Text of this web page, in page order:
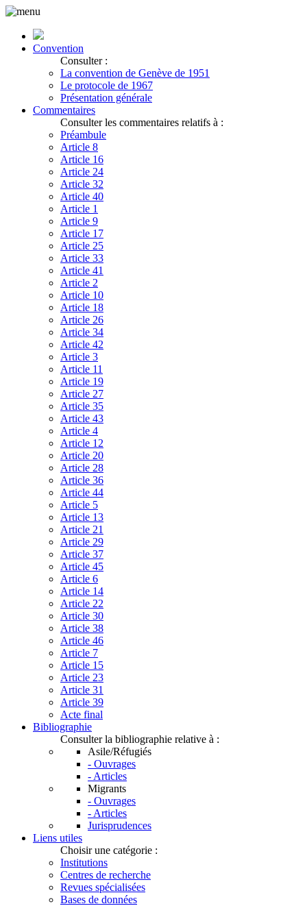
Convention
Consulter :
La convention de Genève de 1951
Le protocole de 1967
Présentation générale
Commentaires
Consulter les commentaires relatifs à :
Préambule
Article 8
Article 16
Article 24
Article 32
Article 40
Article 1
Article 9
Article 17
Article 25
Article 33
Article 41
Article 2
Article 10
Article 18
Article 26
Article 34
Article 42
Article 3
Article 11
Article 19
Article 27
Article 35
Article 43
Article 4
Article 12
Article 20
Article 28
Article 36
Article 44
Article 5
Article 13
Article 21
Article 29
Article 37
Article 45
Article 6
Article 14
Article 22
Article 30
Article 38
Article 46
Article 7
Article 15
Article 23
Article 31
Article 39
Acte final
Bibliographie
Consulter la bibliographie relative à :
Asile/Réfugiés
- Ouvrages
- Articles
Migrants
- Ouvrages
- Articles
Jurisprudences
Liens utiles
Choisir une catégorie :
Institutions
Centres de recherche
Revues spécialisées
Bases de données